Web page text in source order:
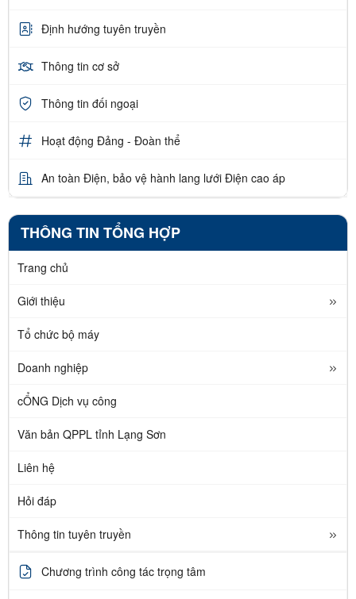
Định hướng tuyên truyền
Thông tin cơ sở
Thông tin đối ngoại
Hoạt động Đảng - Đoàn thể
An toàn Điện, bảo vệ hành lang lưới Điện cao áp
THÔNG TIN TỔNG HỢP
Trang chủ
Giới thiệu
Tổ chức bộ máy
Doanh nghiệp
cỔNG Dịch vụ công
Văn bản QPPL tỉnh Lạng Sơn
Liên hệ
Hỏi đáp
Thông tin tuyên truyền
Chương trình công tác trọng tâm